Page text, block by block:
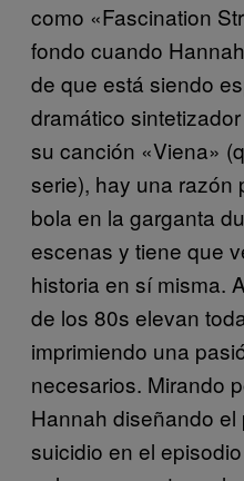
como «Fascination
fondo cuando
de que está siendo
dramático
su canción «Viena»
serie), hay una razón
bola en la garganta
escenas y tiene que
historia en sí misma.
de los 80s elevan
imprimiendo una
necesarios. Mirando
Hannah diseñando
suicidio en el